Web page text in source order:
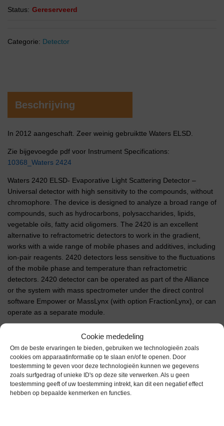
Cookie mededeling
Om de beste ervaringen te bieden, gebruiken we technologieën zoals
cookies om apparaatinformatie op te slaan en/of te openen. Door
toestemming te geven voor deze technologieën kunnen we gegevens
zoals surfgedrag of unieke ID's op deze site verwerken. Als u geen
toestemming geeft of uw toestemming intrekt, kan dit een negatief effect
hebben op bepaalde kenmerken en functies.
Status: Gereserveerd
Categorie: Detector
Beschrijving
In 2012 aangeschaft. Zeer weinig gebruiktte Waters ELSD.
Zie bijgevoegde pdf voor Instrument Specifications:
10368_Waters 2424
Waters 2420 ELSD- Evaporative Light Scattering Detector –
Universal detector with high sensitivity to the compounds, without
chromophore. The device is designed to analyze a broad range of
compounds, such as hydrocarbons, polysaccharides, lipids,
vegetable oils, fatty acid oligomers. The 2420 is an excellent
alternative to refractometric detectors to work in the gradient,
works with a wide range of mobile phases and additives, including
ion-pair reagents. 2420 detectors less sensitive to the fluctuations
of the mobile phase and temperature than refractometric
detectors. 2420 detector can be operated as part of the Alliance
or the system with mass spectrometer under the direct control
software Empower or MassLynx (with option FractionLynx), or can
operate as a separate module.
Extra informatie
Gewicht 0,0 kg
Garantie 1 maand